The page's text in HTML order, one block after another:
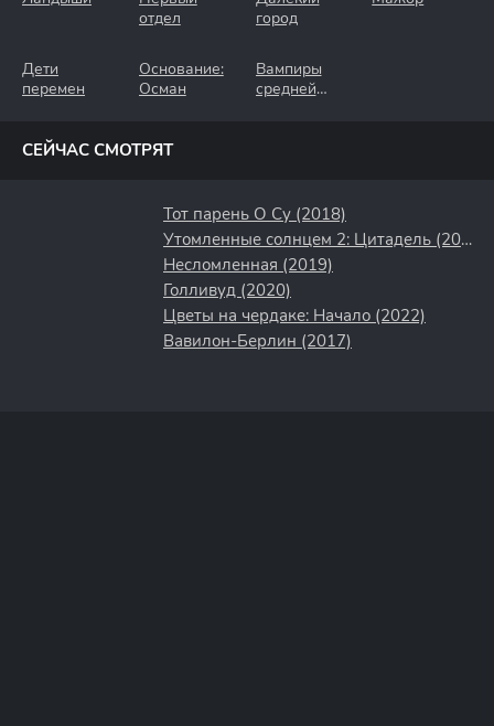
отдел
город
Дети
перемен
Основание:
Осман
Вампиры
средней
СЕЙЧАС СМОТРЯТ
Тот парень О Су (2018)
Утомленные солнцем 2: Цитадель (2011)
Несломленная (2019)
Голливуд (2020)
Цветы на чердаке: Начало (2022)
Вавилон-Берлин (2017)